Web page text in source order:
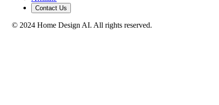
Contact Us
© 2024 Home Design AI. All rights reserved.